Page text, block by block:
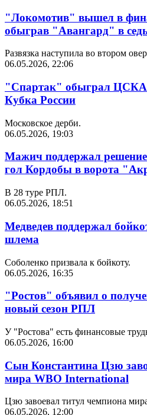
"Локомотив" вышел в
обыграв "Авангард" в
Развязка наступила во втором
06.05.2026, 22:06
"Спартак" обыграл
Кубка России
Московское дерби.
06.05.2026, 19:03
Мажич поддержал
гол Кордобы в ворота
В 28 туре РПЛ.
06.05.2026, 18:51
Медведев поддержал
шлема
Соболенко призвала к бойкоту.
06.05.2026, 16:35
"Ростов" объявил о
новый сезон РПЛ
У "Ростова" есть финансовые
06.05.2026, 16:00
Сын Константина Цзю
мира WBO International
Цзю завоевал титул чемпиона
06.05.2026, 12:00